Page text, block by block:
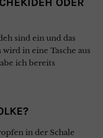
ODER
sind ein und das
in eine Tasche aus
ich bereits
in der Schale